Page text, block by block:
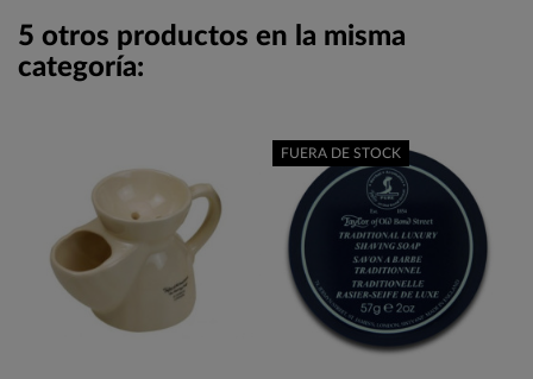
5 otros productos en la misma
categoría:
FUERA DE STOCK